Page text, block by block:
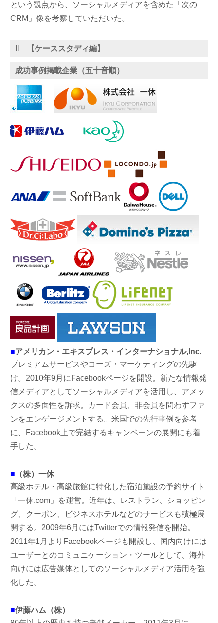
という観点から、ソーシャルメディアを含めた「次の
CRM」像を考察していただいた。
II 【ケーススタディ編】
成功事例掲載企業（五十音順）
■アメリカン・エキスプレス・インターナショナル,Inc.
プレミアムサービスやコーズ・マーケティングの先駆
け。2010年9月にFacebookページを開設。新たな情報発
信メディアとしてソーシャルメディアを活用し、アメッ
クスの多面性を訴求。カード会員、非会員を問わずファ
ンをエンゲージメントする。米国での先行事例を参考
に、Facebook上で完結するキャンペーンの展開にも着
手した。
■ （株）一休
高級ホテル・高級旅館に特化した宿泊施設の予約サイト
「一休.com」を運営。近年は、レストラン、ショッピン
グ、クーポン、ビジネスホテルなどのサービスも積極展
開する。2009年6月にはTwitterでの情報発信を開始。
2011年1月よりFacebookページも開設し、国内向けには
ユーザーとのコミュニケーション・ツールとして、海外
向けには広告媒体としてのソーシャルメディア活用を強
化した。
■伊藤ハム（株）